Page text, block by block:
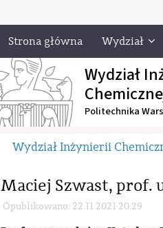
Strona główna Wydział
Wydział
Politechnika
Wydział Inżynierii
Maciej Szwast, prof.
Opublikowano: 22.11.2021 20:29